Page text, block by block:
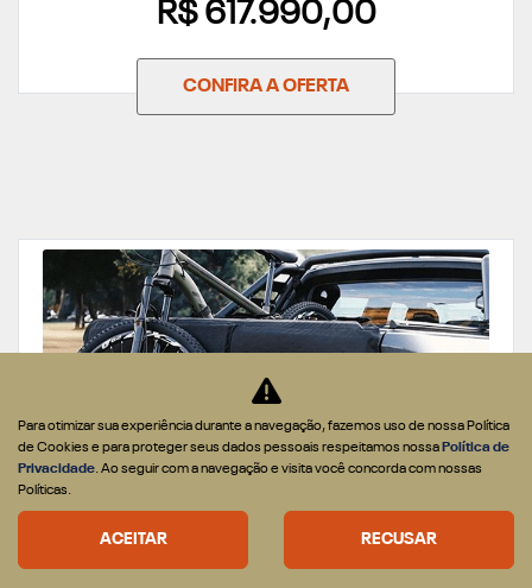
R$ 617.990,00
CONFIRA A OFERTA
Para otimizar sua experiência durante a navegação, fazemos uso de nossa Política
de Cookies e para proteger seus dados pessoais respeitamos nossa Política de
Privacidade. Ao seguir com a navegação e visita você concorda com nossas
Políticas.
ACEITAR RECUSAR